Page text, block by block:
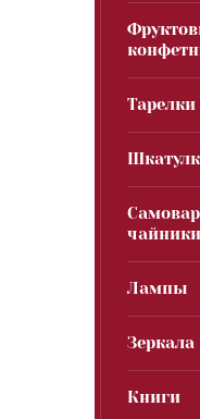
Тарелки
чайники
Лампы
Зеркала
Книги